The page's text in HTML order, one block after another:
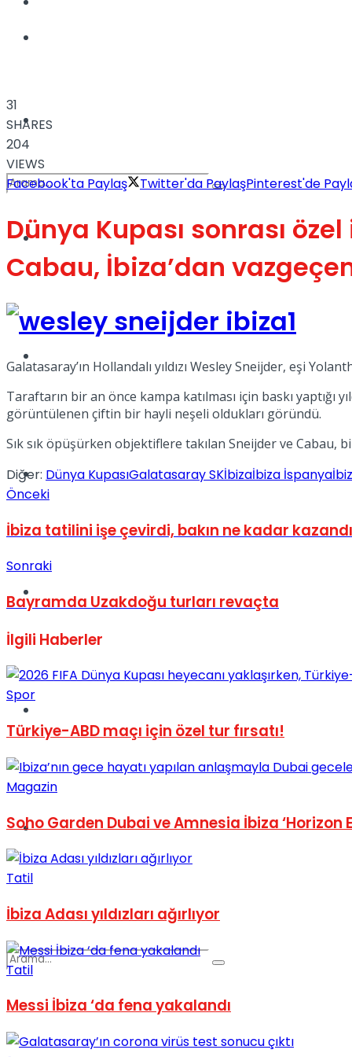
Dünya
Türkiye
Sinema
Podcast
No Result
View All Result
31
SHARES
204
VIEWS
Facebook'ta Paylaş
Twitter'da PaylaşPinterest'de
Dünya Kupası sonrası
Cabau, İbiza’dan
Galatasaray’ın Hollandalı yıldızı Wesley Sneijder, eşi
Taraftarın bir an önce kampa katılması için baskı yaptığı
görüntülenen çiftin bir hayli neşeli oldukları göründü.
Sık sık öpüşürken objektiflere takılan Sneijder ve Cabau,
Diğer: Dünya KupasıGalatasaray SKİbizaİbiza İspanya
Önceki
İbiza tatilini işe çevirdi, bakın ne kadar
Sonraki
Bayramda Uzakdoğu turları revaçta
İlgili Haberler
Spor
Türkiye-ABD maçı için özel tur fırsatı!
Magazin
Soho Garden Dubai ve Amnesia İbiza ‘Horizon
Tatil
İbiza Adası yıldızları ağırlıyor
Tatil
Messi İbiza ‘da fena yakalandı